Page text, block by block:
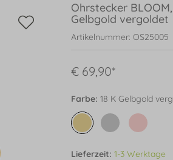
Ohrstecker
Gelbgold vergoldet
Artikelnummer: OS25005
€ 69,90*
Farbe: 18 K Gelbgold
Lieferzeit: 1-3 Werktage